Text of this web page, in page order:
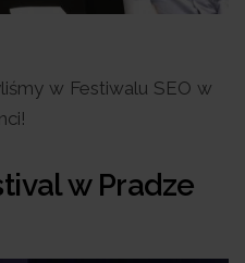
w Festiwalu SEO w
w Pradze